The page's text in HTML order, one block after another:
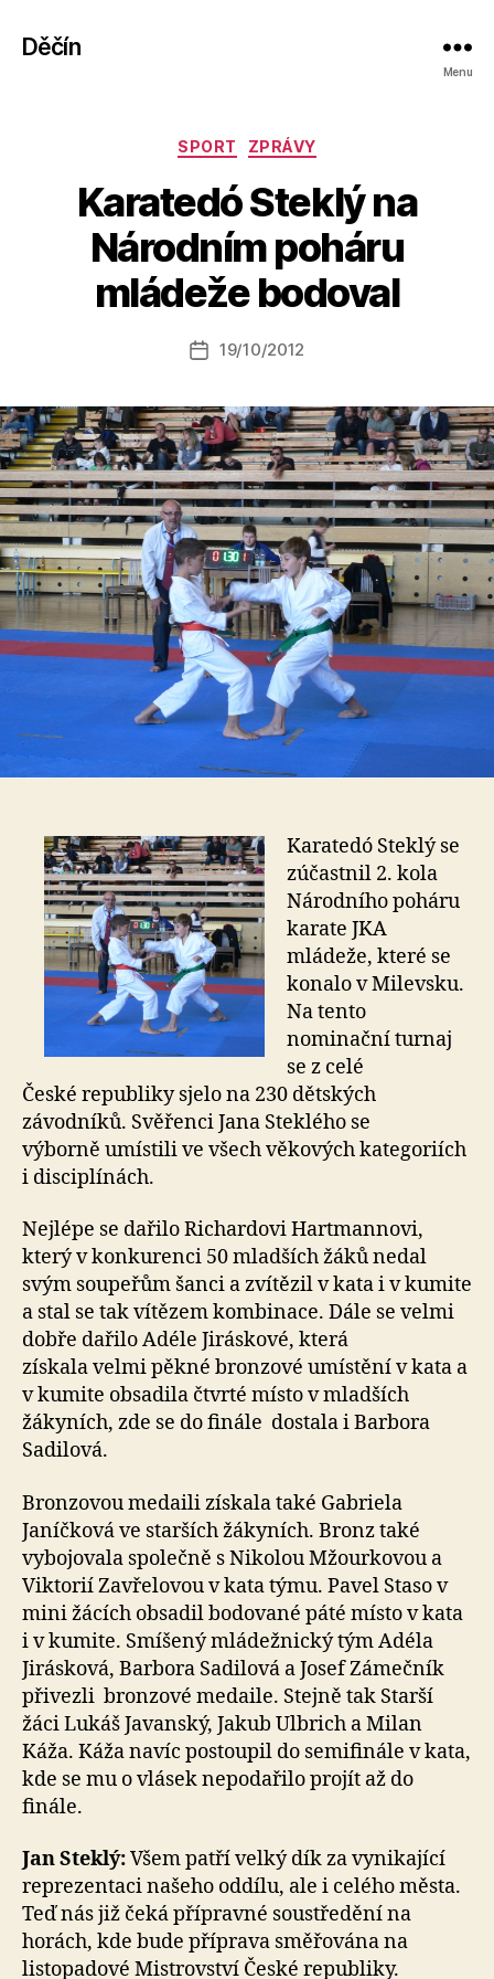
Děčín
Menu
Rubriky
SPORT ZPRÁVY
Karatedó Steklý na
Národním poháru
mládeže bodoval
Autor
příspěvku
u
o
a
s
o
Datum
19/10/2012
Karatedó Steklý se
zúčastnil 2. kola
Národního poháru
karate JKA
mládeže, které se
konalo v Milevsku.
Na tento
nominační turnaj
se z celé
České republiky sjelo na 230 dětských
závodníků. Svěřenci Jana Steklého se
výborně umístili ve všech věkových kategoriích
i disciplínách.
Nejlépe se dařilo Richardovi Hartmannovi,
který v konkurenci 50 mladších žáků nedal
svým soupeřům šanci a zvítězil v kata i v kumite
a stal se tak vítězem kombinace. Dále se velmi
dobře dařilo Adéle Jiráskové, která
získala velmi pěkné bronzové umístění v kata a
v kumite obsadila čtvrté místo v mladších
žákyních, zde se do finále dostala i Barbora
Sadilová.
Bronzovou medaili získala také Gabriela
Janíčková ve starších žákyních. Bronz také
vybojovala společně s Nikolou Mžourkovou a
Viktorií Zavřelovou v kata týmu. Pavel Staso v
mini žácích obsadil bodované páté místo v kata
i v kumite. Smíšený mládežnický tým Adéla
Jirásková, Barbora Sadilová a Josef Zámečník
přivezli bronzové medaile. Stejně tak Starší
žáci Lukáš Javanský, Jakub Ulbrich a Milan
Káža. Káža navíc postoupil do semifinále v kata,
kde se mu o vlásek nepodařilo projít až do
finále.
Jan Steklý:Všem patří velký dík za vynikající
reprezentaci našeho oddílu, ale i celého města.
Teď nás již čeká přípravné soustředění na
horách, kde bude příprava směřována na
listopadové Mistrovství České republiky.